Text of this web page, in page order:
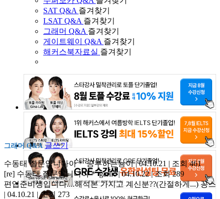
SAT Q&A 즐겨찾기
LSAT Q&A 즐겨찾기
그래머 Q&A 즐겨찾기
게이트웨이 Q&A 즐겨찾기
해커스북자료실 즐겨찾기
그래머 Q&A 글쓰기
수동태 질문입니다아＊공부하는뇽이 | 04.10.21 | 조회 461
[re] 수동태 질문입니다아＊garlic | 04.10.22 | 조회 289
편입준비생입니다....해석본 가지고 계신분??(간절하게...)꽁스
| 04.10.21 | 조회 273